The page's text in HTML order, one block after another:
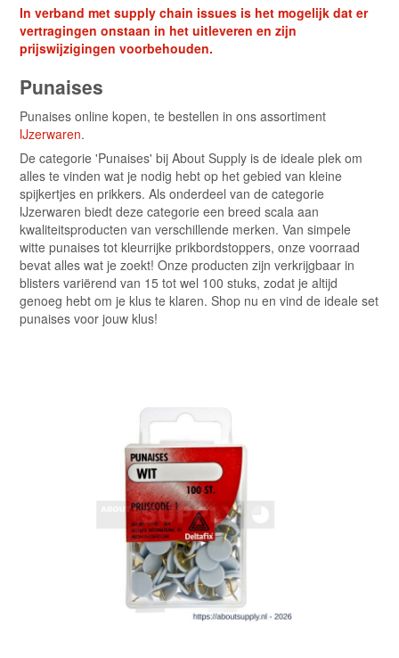
In verband met supply chain issues is het mogelijk dat er
vertragingen onstaan in het uitleveren en zijn
prijswijzigingen voorbehouden.
Punaises
Punaises online kopen, te bestellen in ons assortiment
IJzerwaren.
De categorie 'Punaises' bij About Supply is de ideale plek om
alles te vinden wat je nodig hebt op het gebied van kleine
spijkertjes en prikkers. Als onderdeel van de categorie
IJzerwaren biedt deze categorie een breed scala aan
kwaliteitsproducten van verschillende merken. Van simpele
witte punaises tot kleurrijke prikbordstoppers, onze voorraad
bevat alles wat je zoekt! Onze producten zijn verkrijgbaar in
blisters variërend van 15 tot wel 100 stuks, zodat je altijd
genoeg hebt om je klus te klaren. Shop nu en vind de ideale set
punaises voor jouw klus!